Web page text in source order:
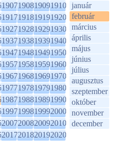
1907190819091910
1917191819191920
1927192819291930
1937193819391940
1947194819491950
1957195819591960
1967196819691970
1977197819791980
1987198819891990
1997199819992000
2007200820092010
2017201820192020
január
február
március
április
május
június
július
augusztus
szeptember
október
november
december